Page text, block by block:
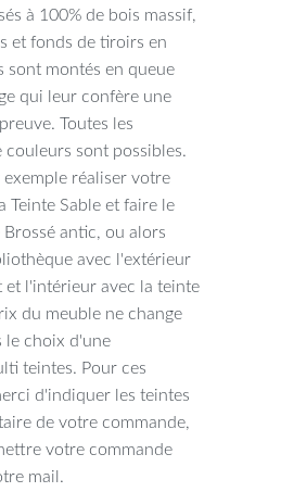
à 100% de bois massif,
et fonds de tiroirs en
sont montés en queue
qui leur confère une
Toutes les
couleurs sont possibles.
réaliser votre
Teinte Sable et faire le
antic, ou alors
avec l'extérieur
et l'intérieur avec la teinte
du meuble ne change
le choix d'une
teintes. Pour ces
d'indiquer les teintes
de votre commande,
votre commande
mail.